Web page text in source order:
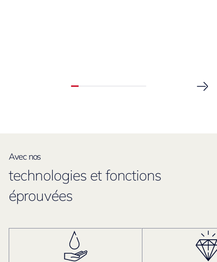
Avec nos
technologies et fonctions
éprouvées